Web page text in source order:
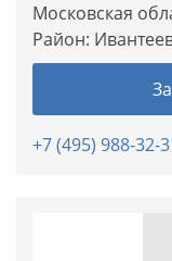
Московская
Район:
+7 (495) 988-32-